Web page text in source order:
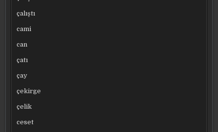
çalıştı
cami
can
çatı
çay
çekirge
çelik
ceset